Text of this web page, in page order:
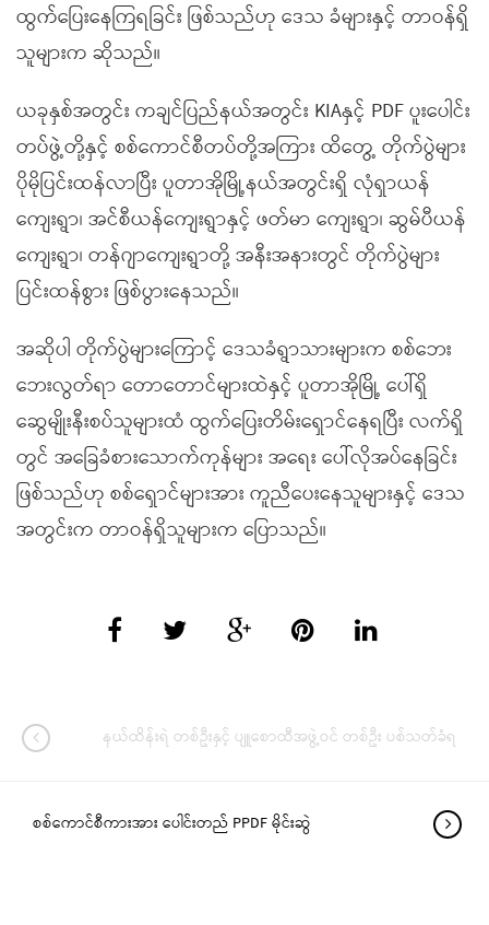
ထွက်ပြေးနေကြရခြင်း ဖြစ်သည်ဟု ဒေသ ခံများနှင့် တာဝန်ရှိ
သူများက ဆိုသည်။
ယခုနှစ်အတွင်း ကချင်ပြည်နယ်အတွင်း KIAနှင့် PDF ပူးပေါင်း
တပ်ဖွဲ့တို့နှင့် စစ်ကောင်စီတပ်တို့အကြား ထိတွေ့ တိုက်ပွဲများ
ပိုမိုပြင်းထန်လာပြီး ပူတာအိုမြို့နယ်အတွင်းရှိ လုံရှာယန်
ကျေးရွာ၊ အင်စီယန်ကျေးရွာနှင့် ဖတ်မာ ကျေးရွာ၊ ဆွမ်ပီယန်
ကျေးရွာ၊ တန်ဂျာကျေးရွာတို့ အနီးအနားတွင် တိုက်ပွဲများ
ပြင်းထန်စွား ဖြစ်ပွားနေသည်။
အဆိုပါ တိုက်ပွဲများကြောင့် ဒေသခံရွာသားများက စစ်ဘေး
ဘေးလွတ်ရာ တောတောင်များထဲနှင့် ပူတာအိုမြို့ ပေါ်ရှိ
ဆွေမျိုးနီးစပ်သူများထံ ထွက်ပြေးတိမ်းရှောင်နေရပြီး လက်ရှိ
တွင် အခြေခံစားသောက်ကုန်များ အရေး ပေါ်လိုအပ်နေခြင်း
ဖြစ်သည်ဟု စစ်ရှောင်များအား ကူညီပေးနေသူများနှင့် ဒေသ
အတွင်းက တာဝန်ရှိသူများက ပြောသည်။
နယ်ထိန်းရဲ တစ်ဦးနှင့် ပျူစောထီအဖွဲ့ဝင် တစ်ဦး ပစ်သတ်ခံရ
စစ်ကောင်စီကားအား ပေါင်းတည် PPDF မိုင်းဆွဲ